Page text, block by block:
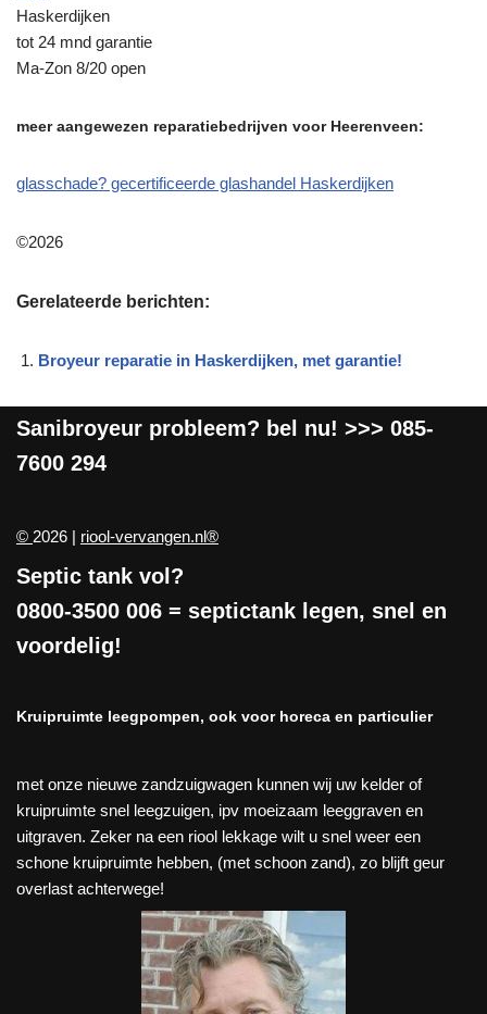
Haskerdijken
tot 24 mnd garantie
Ma-Zon 8/20 open
meer aangewezen reparatiebedrijven voor Heerenveen:
glasschade? gecertificeerde glashandel Haskerdijken
©2026
Gerelateerde berichten:
Broyeur reparatie in Haskerdijken, met garantie!
Sanibroyeur probleem? bel nu! >>> 085-
7600 294
© 2026 | riool-vervangen.nl®
Septic tank vol?
0800-3500 006 = septictank legen, snel en
voordelig!
Kruipruimte leegpompen, ook voor horeca en particulier
met onze nieuwe zandzuigwagen kunnen wij uw kelder of
kruipruimte snel leegzuigen, ipv moeizaam leeggraven en
uitgraven. Zeker na een riool lekkage wilt u snel weer een
schone kruipruimte hebben, (met schoon zand), zo blijft geur
overlast achterwege!